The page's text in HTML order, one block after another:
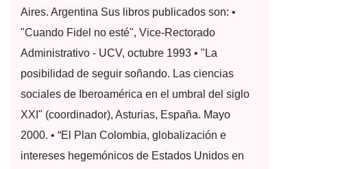
Aires. Argentina Sus libros publicados son: •
"Cuando Fidel no esté", Vice-Rectorado
Administrativo - UCV, octubre 1993 • "La
posibilidad de seguir soñando. Las ciencias
sociales de Iberoamérica en el umbral del siglo
XXI" (coordinador), Asturias, España. Mayo
2000. • “El Plan Colombia, globalización e
intereses hegemónicos de Estados Unidos en